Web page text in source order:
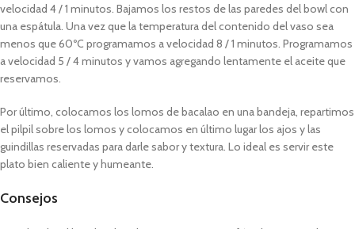
velocidad 4 / 1 minutos. Bajamos los restos de las paredes del bowl con
una espátula. Una vez que la temperatura del contenido del vaso sea
menos que 60ºC programamos a velocidad 8 / 1 minutos. Programamos
a velocidad 5 / 4 minutos y vamos agregando lentamente el aceite que
reservamos.
Por último, colocamos los lomos de bacalao en una bandeja, repartimos
el pilpil sobre los lomos y colocamos en último lugar los ajos y las
guindillas reservadas para darle sabor y textura. Lo ideal es servir este
plato bien caliente y humeante.
Consejos